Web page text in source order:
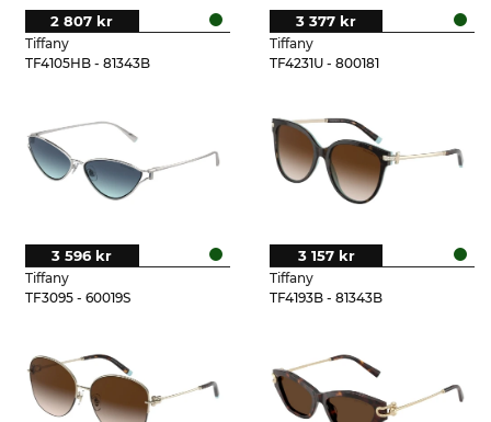
Tiffany
TF4105HB - 81343B
2 807 kr
Tiffany
TF4231U - 800181
3 377 kr
Tiffany
TF3095 - 60019S
3 596 kr
Tiffany
TF4193B - 81343B
3 157 kr